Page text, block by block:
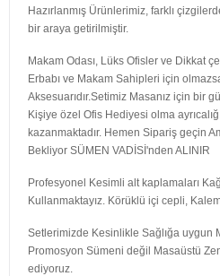
Hazırlanmış Ürünlerimiz, farklı
bir araya getirilmiştir.
Makam Odası, Lüks Ofisler ve Dikkat
Erbabı ve Makam Sahipleri için
Aksesuarıdır.Setimiz Masanız için bir
Kişiye özel Ofis Hediyesi olma
kazanmaktadır. Hemen Sipariş geçin
Bekliyor SÜMEN VADİSİ'nden ALINIR
Profesyonel Kesimli alt kaplamaları
Kullanmaktayız. Körüklü içi cepli,
Setlerimizde Kesinlikle Sağlığa uygun
Promosyon Sümeni değil Masaüstü
ediyoruz.